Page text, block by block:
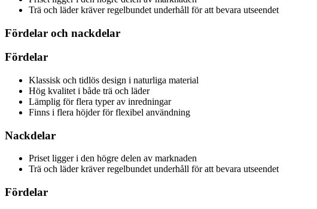
Trä och läder kräver regelbundet underhåll för att bevara utseendet
Fördelar och nackdelar
Fördelar
Klassisk och tidlös design i naturliga material
Hög kvalitet i både trä och läder
Lämplig för flera typer av inredningar
Finns i flera höjder för flexibel användning
Nackdelar
Priset ligger i den högre delen av marknaden
Trä och läder kräver regelbundet underhåll för att bevara utseendet
Fördelar